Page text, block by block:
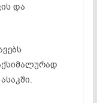
და